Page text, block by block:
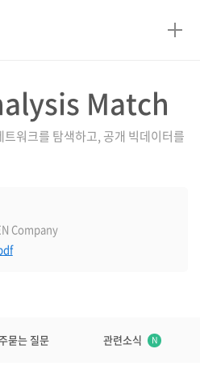
Match
워크를 탐색하고, 공개 빅데이터를
Company
묻는 질문 관련소식 N